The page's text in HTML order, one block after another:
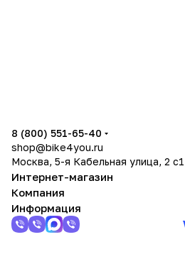
8 (800) 551-65-40
shop@bike4you.ru
Москва, 5-я Кабельная улица, 2 с1
Интернет-магазин
Компания
Информация